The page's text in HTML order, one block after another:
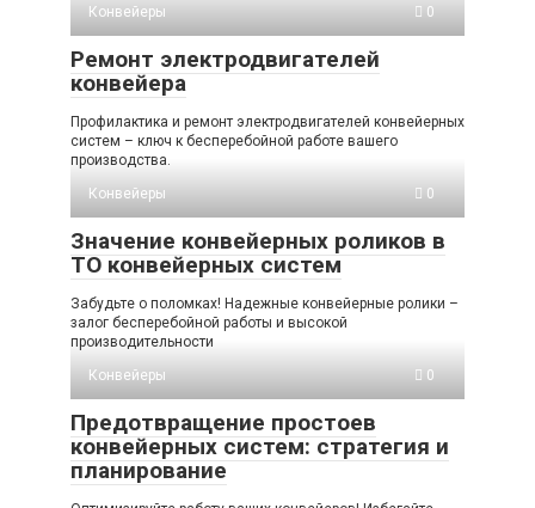
Конвейеры
0
Ремонт электродвигателей
конвейера
Профилактика и ремонт электродвигателей конвейерных
систем – ключ к бесперебойной работе вашего
производства.
Конвейеры
0
Значение конвейерных роликов в
ТО конвейерных систем
Забудьте о поломках! Надежные конвейерные ролики –
залог бесперебойной работы и высокой
производительности
Конвейеры
0
Предотвращение простоев
конвейерных систем: стратегия и
планирование